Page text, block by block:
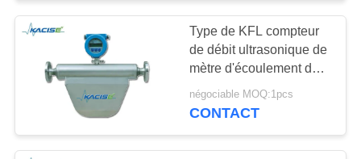
CAS
DEMANDEZ
UNE
CITATION
Type de KFL compteur
de débit ultrasonique de
mètre d'écoulement de
la masse de Coriolis
pour le milieu de basse
négociable MOQ:1pcs
CONTACT